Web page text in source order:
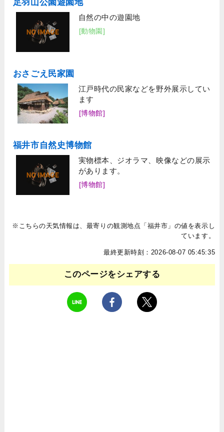
足羽山公園遊園地
自然の中の遊園地
[動物園]
おさごえ民家園
江戸時代の民家などを野外展示してい
ます
[博物館]
福井市自然史博物館
実物標本、ジオラマ、映像などの展示
があります。
[博物館]
※こちらの天気情報は、最寄りの観測地点「福井市」の値を表示し
ています。
最終更新時刻：2026-08-07 05:45:35
このページをシェアする